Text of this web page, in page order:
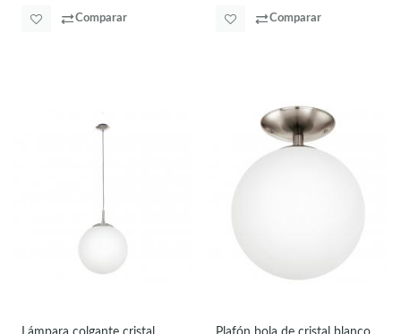
Comparar Comparar